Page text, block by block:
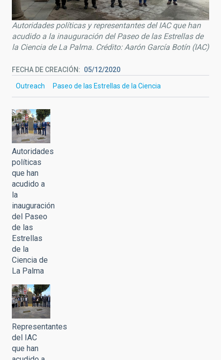
Autoridades políticas y representantes del IAC que han
acudido a la inauguración del Paseo de las Estrellas de
la Ciencia de La Palma. Crédito: Aarón García Botín (IAC)
FECHA DE CREACIÓN 05/12/2020
Outreach Paseo de las Estrellas de la Ciencia
Autoridades
políticas
que han
acudido a
la
inauguración
del Paseo
de las
Estrellas
de la
Ciencia de
La Palma
Representantes
del IAC
que han